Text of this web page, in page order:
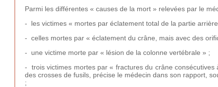
Parmi les différentes « causes de la mort » relevées par le
- les victimes « mortes par éclatement total de la partie
- celles mortes par « éclatement du crâne, mais avec des
- une victime morte par « lésion de la colonne vertébrale » ;
- trois victimes mortes par « fractures du crâne consécutives
des crosses de fusils, précise le médecin dans son rapport,
;